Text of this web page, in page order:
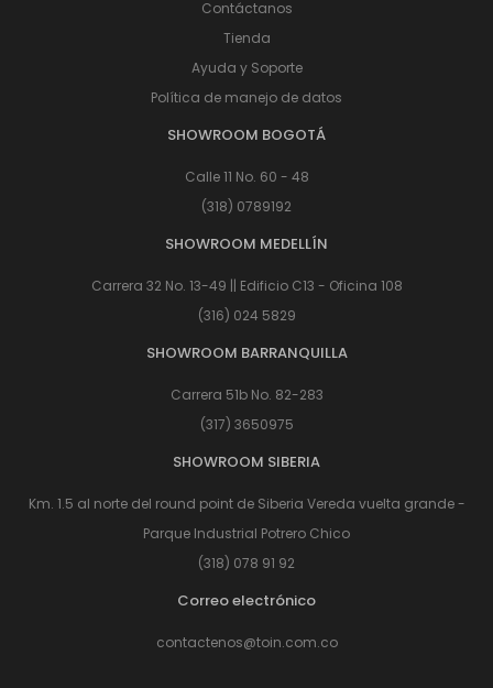
Contáctanos
Tienda
Ayuda y Soporte
Política de manejo de datos
SHOWROOM BOGOTÁ
Calle 11 No. 60 - 48
(318) 0789192
SHOWROOM MEDELLÍN
Carrera 32 No. 13-49 || Edificio C13 - Oficina 108
(316) 024 5829
SHOWROOM BARRANQUILLA
Carrera 51b No. 82-283
(317) 3650975
SHOWROOM SIBERIA
Km. 1.5 al norte del round point de Siberia Vereda vuelta grande -
Parque Industrial Potrero Chico
(318) 078 91 92
Correo electrónico
contactenos@toin.com.co